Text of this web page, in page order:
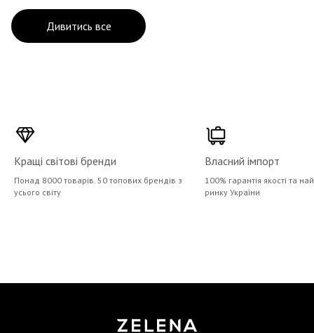
Дивитись все
Кращі світові бренди
Понад 8000 товарів. 50 топових брендів з
усього світу
Власний імпорт
100% гарантія якості та
ринку України